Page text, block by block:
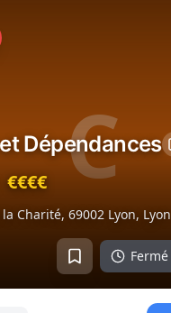
C
Fermé
Dépendances
€€€€
Charité, 69002 Lyon, Lyon